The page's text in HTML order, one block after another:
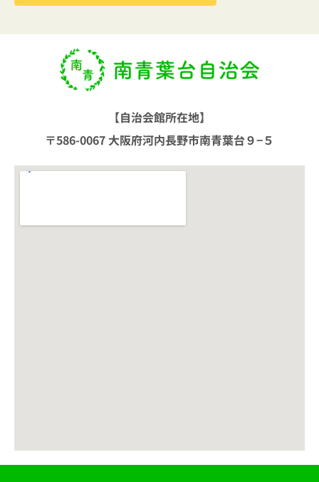
【自治会館所在地】
〒586-0067 大阪府河内長野市南青葉台９−５